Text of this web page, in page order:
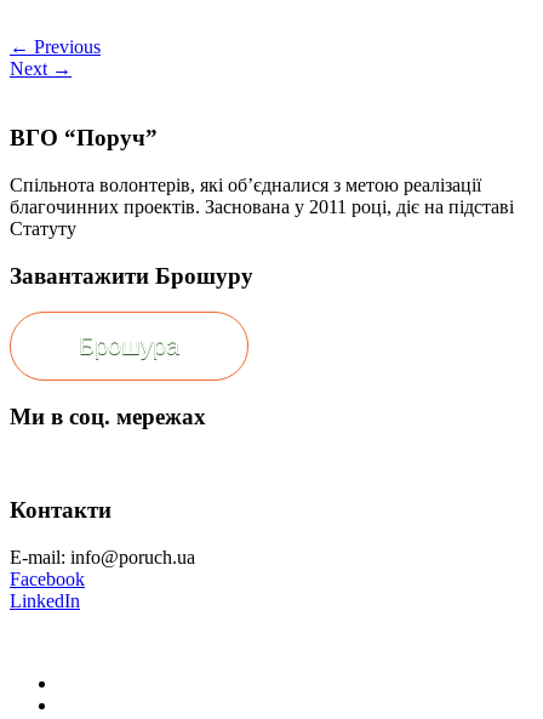
← Previous
Next →
ВГО “Поруч”
Спільнота волонтерів, які об’єдналися з метою реалізації
благочинних проектів. Заснована у 2011 році, діє на підставі
Статуту
Завантажити Брошуру
Брошура
Ми в соц. мережах
Контакти
E-mail: info@poruch.ua
Facebook
LinkedIn